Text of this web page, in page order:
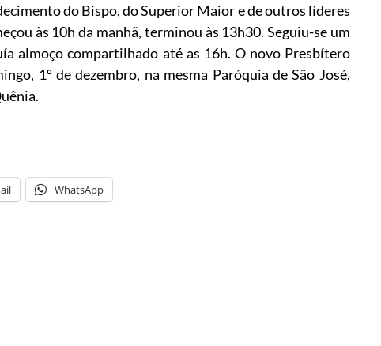
do Bispo, do Superior Maior e de outros líderes
às 10h da manhã, terminou às 13h30. Seguiu-se um
almoço compartilhado até as 16h. O novo Presbítero
1º de dezembro, na mesma Paróquia de São José,
WhatsApp